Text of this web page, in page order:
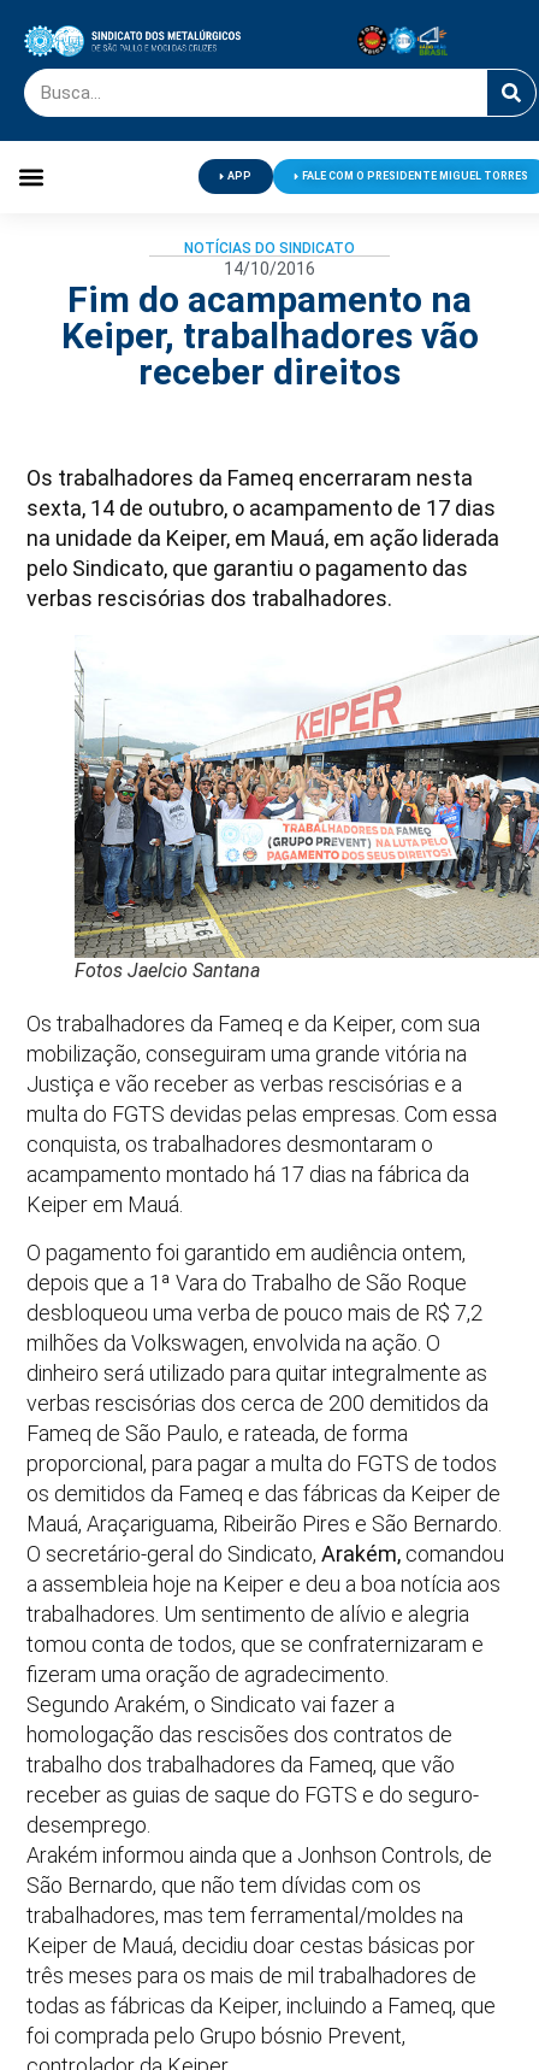
APP FALE COM O PRESIDENTE MIGUEL TORRES
NOTÍCIAS DO SINDICATO
14/10/2016
Fim do acampamento na
Keiper, trabalhadores vão
receber direitos
Os trabalhadores da Fameq encerraram nesta
sexta, 14 de outubro, o acampamento de 17 dias
na unidade da Keiper, em Mauá, em ação liderada
pelo Sindicato, que garantiu o pagamento das
verbas rescisórias dos trabalhadores.
Fotos Jaelcio Santana
Os trabalhadores da Fameq e da Keiper, com sua
mobilização, conseguiram uma grande vitória na
Justiça e vão receber as verbas rescisórias e a
multa do FGTS devidas pelas empresas. Com essa
conquista, os trabalhadores desmontaram o
acampamento montado há 17 dias na fábrica da
Keiper em Mauá.
O pagamento foi garantido em audiência ontem,
depois que a 1ª Vara do Trabalho de São Roque
desbloqueou uma verba de pouco mais de R$ 7,2
milhões da Volkswagen, envolvida na ação. O
dinheiro será utilizado para quitar integralmente as
verbas rescisórias dos cerca de 200 demitidos da
Fameq de São Paulo, e rateada, de forma
proporcional, para pagar a multa do FGTS de todos
os demitidos da Fameq e das fábricas da Keiper de
Mauá, Araçariguama, Ribeirão Pires e São Bernardo.
O secretário-geral do Sindicato,Arakém, comandou
a assembleia hoje na Keiper e deu a boa notícia aos
trabalhadores. Um sentimento de alívio e alegria
tomou conta de todos, que se confraternizaram e
fizeram uma oração de agradecimento.
Segundo Arakém, o Sindicato vai fazer a
homologação das rescisões dos contratos de
trabalho dos trabalhadores da Fameq, que vão
receber as guias de saque do FGTS e do seguro-
desemprego.
Arakém informou ainda que a Jonhson Controls, de
São Bernardo, que não tem dívidas com os
trabalhadores, mas tem ferramental/moldes na
Keiper de Mauá, decidiu doar cestas básicas por
três meses para os mais de mil trabalhadores de
todas as fábricas da Keiper, incluindo a Fameq, que
foi comprada pelo Grupo bósnio Prevent,